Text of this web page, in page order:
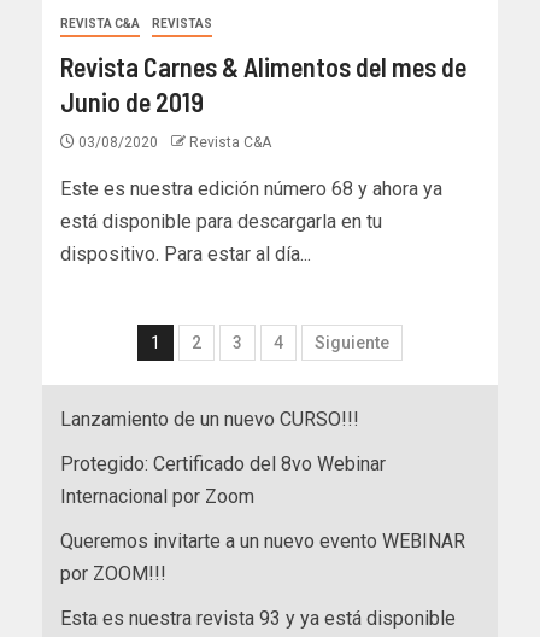
REVISTA C&A REVISTAS
Revista Carnes & Alimentos del mes de
Junio de 2019
03/08/2020 Revista C&A
Este es nuestra edición número 68 y ahora ya
está disponible para descargarla en tu
dispositivo. Para estar al día...
1 2 3 4 Siguiente
Lanzamiento de un nuevo CURSO!!!
Protegido: Certificado del 8vo Webinar
Internacional por Zoom
Queremos invitarte a un nuevo evento WEBINAR
por ZOOM!!!
Esta es nuestra revista 93 y ya está disponible